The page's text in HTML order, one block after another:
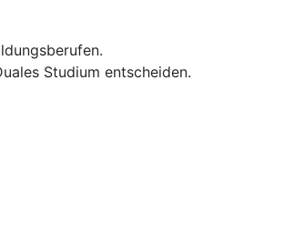
Studium entscheiden.